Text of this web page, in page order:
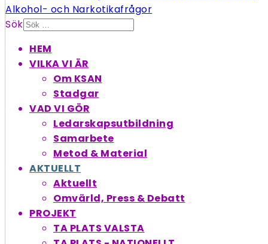
Sök
HEM
VILKA VI ÄR
Om KSAN
Stadgar
VAD VI GÖR
Ledarskapsutbildning
Samarbete
Metod & Material
AKTUELLT
Aktuellt
Omvärld, Press & Debatt
PROJEKT
TA PLATS VALSTA